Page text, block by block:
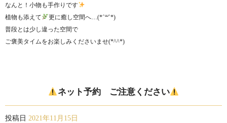
なんと！小物も手作りです
植物も添えて
更に癒し空間へ…(*´꒳`*)
普段とは少し違った空間で
ご褒美タイムをお楽しみくださいませ(*^^*)
ネット予約 ご注意ください
投稿日 2021年11月15日